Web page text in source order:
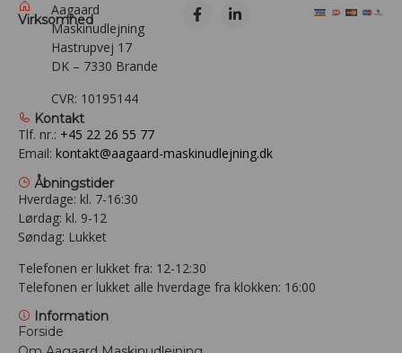
Virksomhed
Aagaard
Maskinudlejning
Hastrupvej 17
DK – 7330 Brande
CVR: 10195144
Kontakt
Tlf. nr.: +45 22 26 55 77
Email: kontakt@aagaard-maskinudlejning.dk
Åbningstider
Hverdage: kl. 7-16:30
Lørdag: kl. 9-12
Søndag: Lukket
Telefonen er lukket fra: 12-12:30
Telefonen er lukket alle hverdage fra klokken: 16:00
Information
Forside